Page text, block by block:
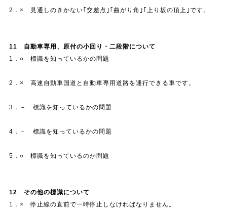
2．× 見通しのきかない｢交差点｣｢曲がり角｣｢上り坂の頂上｣です。
11 自動車専用、原付の小回り・二段階について
1．○ 標識を知っているかの問題
2．× 高速自動車国道と自動車専用道路を通行できる車です。
3．－ 標識を知っているかの問題
4．－ 標識を知っているかの問題
5．○ 標識を知っているのか問題
12 その他の標識について
1．× 停止線の直前で一時停止しなければなりません。